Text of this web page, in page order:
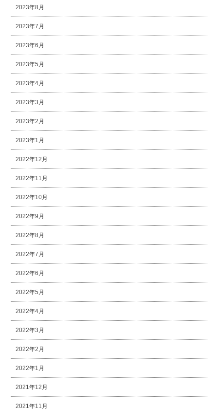
2023年8月
2023年7月
2023年6月
2023年5月
2023年4月
2023年3月
2023年2月
2023年1月
2022年12月
2022年11月
2022年10月
2022年9月
2022年8月
2022年7月
2022年6月
2022年5月
2022年4月
2022年3月
2022年2月
2022年1月
2021年12月
2021年11月